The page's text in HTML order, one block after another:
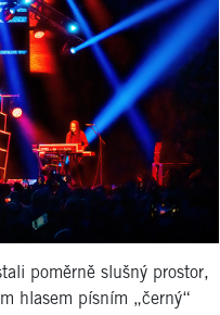
poměrně slušný prostor,
hlasem písním „černý“